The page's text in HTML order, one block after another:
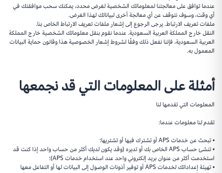
عندما توافق على معالجتنا لمعلوماتك الشخصية لغرض محدد، يمكنك سحب موافقتك في
أي وقت، وسوف نتوقف عن أي معالجة أخرى لبياناتك لهذا الغرض.
ملفات تعريف الارتباط. يرجى الرجوع إلى إشعار ملفات تعريف الارتباط الخاص بنا.
النقل خارج المملكة العربية السعودية. عندما نقوم بنقل معلوماتك الشخصية خارج المملكة
العربية السعودية، فإننا نفعل ذلك وفقًا لشروط إشعار الخصوصية هذا وقانون حماية البيانات
المعمول به.
أمثلة على المعلومات التي قد نجمعها
المعلومات التي تقدمها لنا
تقدم لنا معلومات عندما:
• تبحث عن خدمات APS أو تشترك فيها أو تشتريها؛
• تنشئ حساب APS الخاص بك أو تديره (وقد يكون لديك أكثر من حساب واحد إذا كنت قد
استخدمت أكثر من عنوان بريد إلكتروني واحد عند استخدام خدمات APS)؛
• تهيئة إعداداتك لخدمات APS أو توفير أذونات الوصول إلى البيانات لها أو التفاعل معها